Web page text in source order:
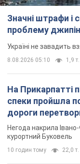
спеки пройшла
дороги
Відео
Негода накрила
Жінці
за газ через
лічильника:
неочікуване
5 годин тому 30,5 т.